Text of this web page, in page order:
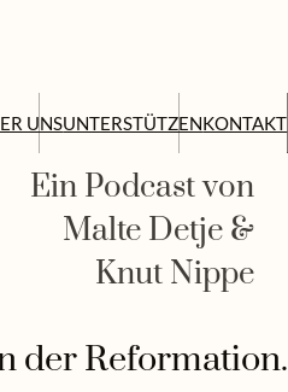
UNSUNTERSTÜTZENKONTAKT
Ein Podcast von
Malte Detje &
Knut Nippe
der Reformation.